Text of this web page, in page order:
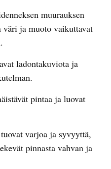
muurauksen
väri ja muoto vaikuttavat
ladontakuviota ja
pintaa ja luovat
tuovat varjoa ja syvyyttä,
pinnasta vahvan ja